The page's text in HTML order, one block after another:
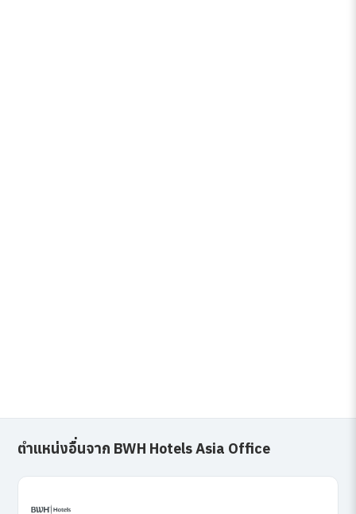
ตำแหน่งอื่นจาก BWH Hotels Asia Office